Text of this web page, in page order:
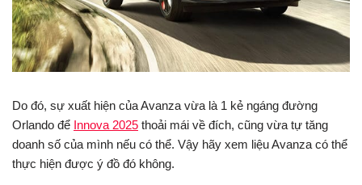
Do đó, sự xuất hiện của Avanza vừa là 1 kẻ ngáng đường
Orlando để Innova 2025 thoải mái về đích, cũng vừa tự tăng
doanh số của mình nếu có thể. Vậy hãy xem liệu Avanza có thể
thực hiện được ý đồ đó không.